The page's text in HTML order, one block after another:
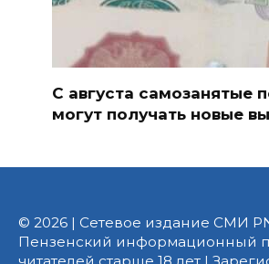
С августа самозанятые
могут получать новые
© 2026 | Сетевое издание СМИ
Пензенский информационный